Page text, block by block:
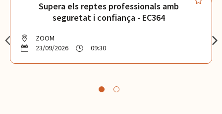
Supera els reptes professionals amb
seguretat i confiança - EC364
ZOOM
23/09/2026
09:30